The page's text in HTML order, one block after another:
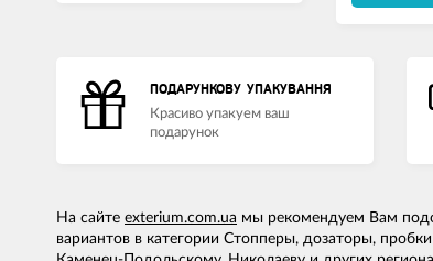
ПОДАРУНКОВУ УПАКУВАННЯ
Красиво упакуем ваш
подарунок
На сайте exterium.com.ua мы рекомендуем Вам
вариантов в категории Стопперы, дозаторы,